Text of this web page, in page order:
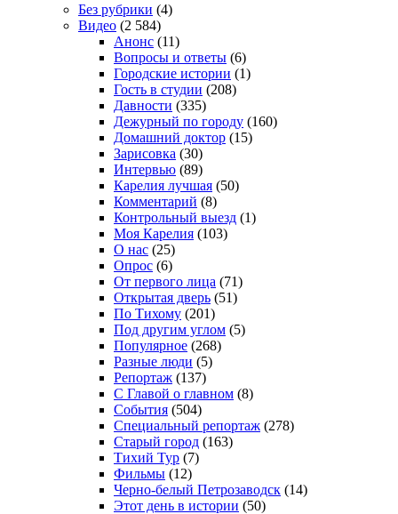
Без рубрики (4)
Видео (2 584)
Анонс (11)
Вопросы и ответы (6)
Городские истории (1)
Гость в студии (208)
Давности (335)
Дежурный по городу (160)
Домашний доктор (15)
Зарисовка (30)
Интервью (89)
Карелия лучшая (50)
Комментарий (8)
Контрольный выезд (1)
Моя Карелия (103)
О нас (25)
Опрос (6)
От первого лица (71)
Открытая дверь (51)
По Тихому (201)
Под другим углом (5)
Популярное (268)
Разные люди (5)
Репортаж (137)
С Главой о главном (8)
События (504)
Специальный репортаж (278)
Старый город (163)
Тихий Тур (7)
Фильмы (12)
Черно-белый Петрозаводск (14)
Этот день в истории (50)